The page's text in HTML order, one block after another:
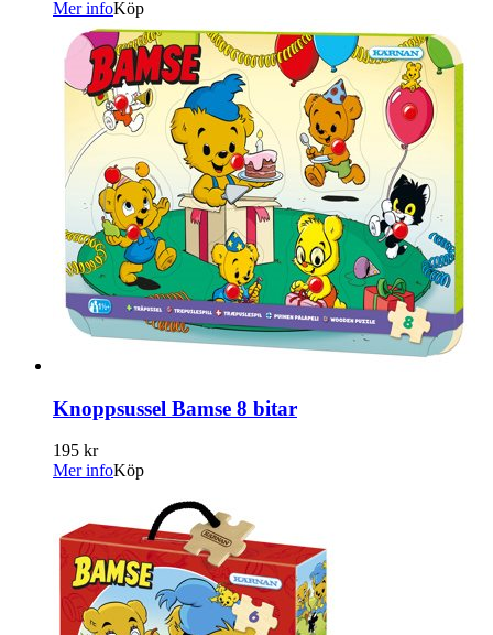
Mer infoKöp
Knoppsussel Bamse 8 bitar
195 kr
Mer infoKöp